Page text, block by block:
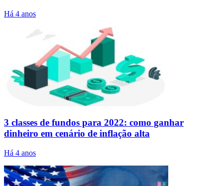
Há 4 anos
3 classes de fundos para 2022: como ganhar
dinheiro em cenário de inflação alta
Há 4 anos